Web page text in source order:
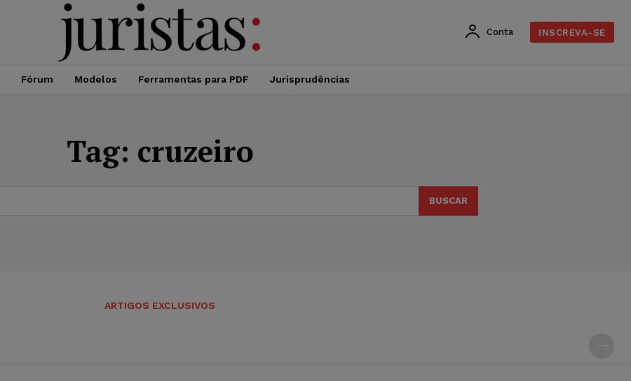
Conta INSCREVA-SE
Fórum Modelos Ferramentas para PDF Jurisprudências
Tag: cruzeiro
BUSCAR
ARTIGOS EXCLUSIVOS